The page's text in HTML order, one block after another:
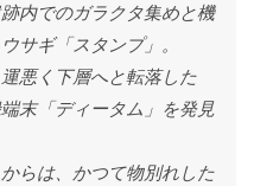
内でのガラクタ集めと機
サギ「スタンプ」。
悪く下層へと転落した
末「ディータム」を発見
らは、かつて物別れした